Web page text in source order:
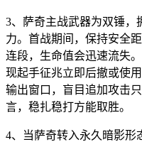
3、萨奇主战武器为双锤，
力。首战期间，保持安全
连段，生命值会迅速流失
现起手征兆立即后撤或使
输出窗口，盲目追加攻击
言，稳扎稳打方能取胜。
4、当萨奇转入永久暗影形